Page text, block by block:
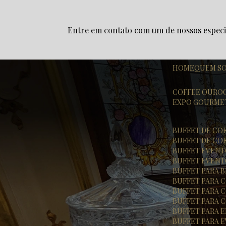
Entre em contato com um de nossos
HOME QUEM
COFFEE OURO
EXPO
BUFFET DE
BUFFET DE
BUFFET
BUFFET
BUFFET
BUFFET
BUFFET
BUFFET
BUFFET PARA
BUFFET